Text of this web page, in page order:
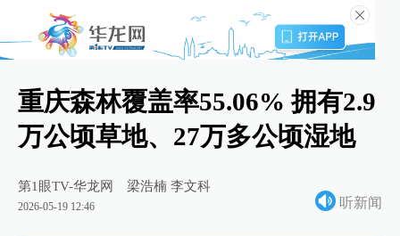
重庆森林覆盖率55.06% 拥有2.9
万公顷草地、27万多公顷湿地
第1眼TV-华龙网 梁浩楠 李文科
2026-05-19 12:46 听新闻